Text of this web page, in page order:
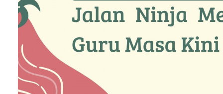
JUARA yang bisa kita kendalikan untuk
mewujudkan guru bahagia.